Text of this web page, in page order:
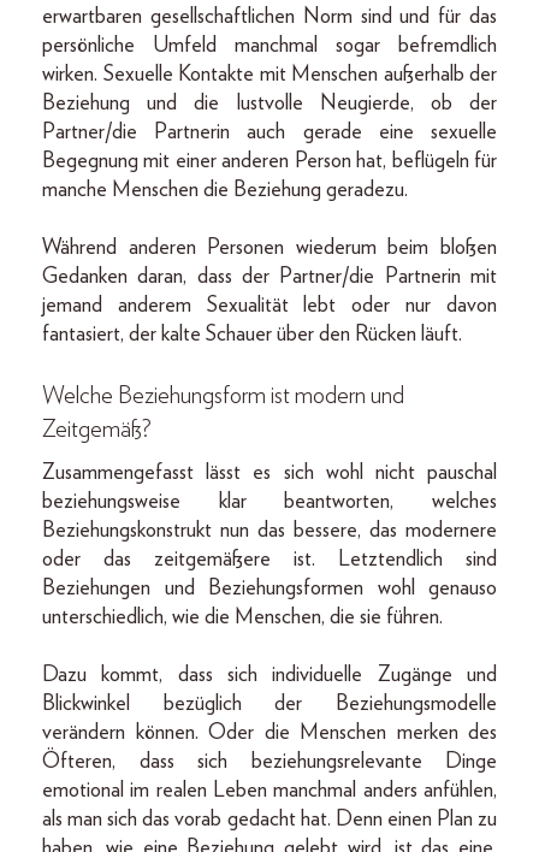
erwartbaren gesellschaftlichen Norm sind und für das
persönliche Umfeld manchmal sogar befremdlich
wirken. Sexuelle Kontakte mit Menschen außerhalb der
Beziehung und die lustvolle Neugierde, ob der
Partner/die Partnerin auch gerade eine sexuelle
Begegnung mit einer anderen Person hat, beflügeln für
manche Menschen die Beziehung geradezu.
Während anderen Personen wiederum beim bloßen
Gedanken daran, dass der Partner/die Partnerin mit
jemand anderem Sexualität lebt oder nur davon
fantasiert, der kalte Schauer über den Rücken läuft.
Welche Beziehungsform ist modern und
Zeitgemäß?
Zusammengefasst lässt es sich wohl nicht pauschal
beziehungsweise klar beantworten, welches
Beziehungskonstrukt nun das bessere, das modernere
oder das zeitgemäßere ist. Letztendlich sind
Beziehungen und Beziehungsformen wohl genauso
unterschiedlich, wie die Menschen, die sie führen.
Dazu kommt, dass sich individuelle Zugänge und
Blickwinkel bezüglich der Beziehungsmodelle
verändern können. Oder die Menschen merken des
Öfteren, dass sich beziehungsrelevante Dinge
emotional im realen Leben manchmal anders anfühlen,
als man sich das vorab gedacht hat. Denn einen Plan zu